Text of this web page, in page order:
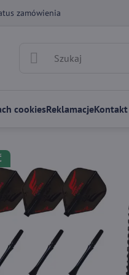
zamówienia
cookiesReklamacjeKontakt